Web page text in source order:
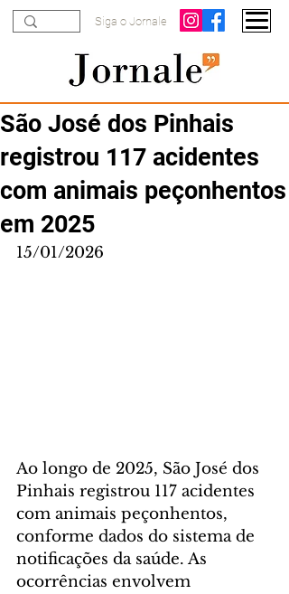
Siga o Jornale
São José dos Pinhais
registrou 117 acidentes
com animais peçonhentos
em 2025
15/01/2026
Ao longo de 2025, São José dos
Pinhais registrou 117 acidentes
com animais peçonhentos,
conforme dados do sistema de
notificações da saúde. As
ocorrências envolvem